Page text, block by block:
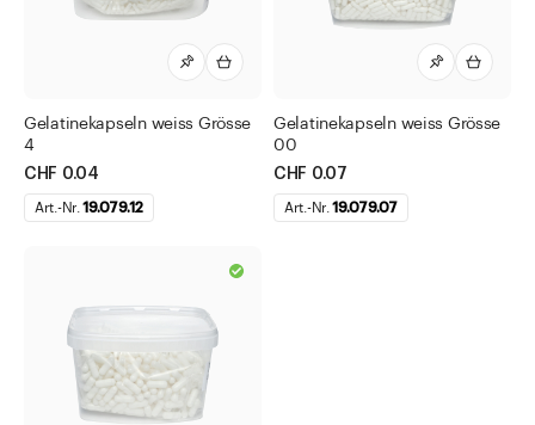
Aktuelles
Shop the Look
Helpcenter
Unternehmen
Gelatinekapseln weiss Grösse
4
CHF 0.04
Art.-Nr.19.079.12
Gelatinekapseln weiss Grösse
00
CHF 0.07
Art.-Nr.19.079.07